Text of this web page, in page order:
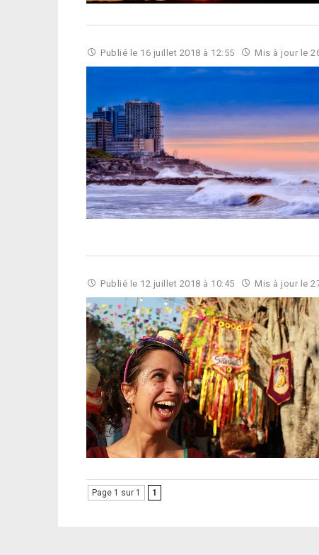
Publié le 16 juillet 2018 à 12:55 Mis à jour le
Publié le 12 juillet 2018 à 10:45 Mis à jour le
Page 1 sur 1 1